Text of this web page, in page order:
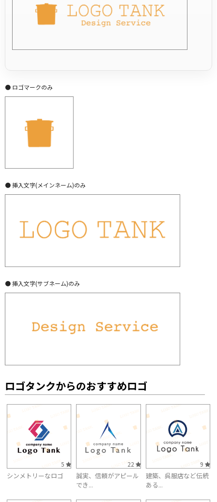
● ロゴマークのみ
● 挿入文字(メインネーム)のみ
● 挿入文字(サブネーム)のみ
ロゴタンクからのおすすめロゴ
5
シンメトリーなロゴ
22
誠実、信頼がアピール
でき...
9
建築、呉服店など伝統
ある...